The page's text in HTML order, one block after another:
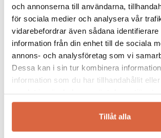
och annonserna till användarna,
för sociala medier och analysera vår
vidarebefordrar även sådana identifierare
information från din enhet till de sociala
annons- och analysföretag som vi
Dessa kan i sin tur kombinera
information som du har tillhandahållit
Tillåt alla
✔ Gäller på ordinarie priser
Observera!
Kan ej kombineras med andra erbjudanden eller redan